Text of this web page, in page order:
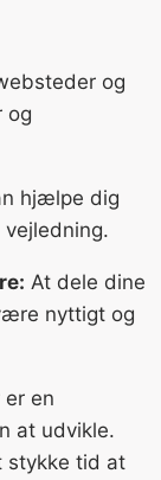
og
og
hjælpe dig
At dele dine
nyttigt og
en
at udvikle.
stykke tid at